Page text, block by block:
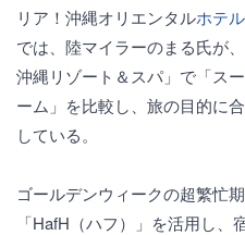
リア！沖縄オリエンタルホテル
では、陸マイラーのまる氏が
沖縄リゾート＆スパ」で「ス
ーム」を比較し、旅の目的に
している。
ゴールデンウィークの超繁忙
「HafH（ハフ）」を活用し、